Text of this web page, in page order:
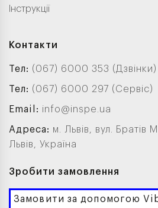
Інструкції
Контакти
Тел: (067) 6000 353 (Дзвінки)
Тел: (067) 6000 297 (Сервіс)
Email: info@inspe.ua
Адреса: м. Львів, вул. Братів
Львів, Україна
Зробити замовлення
Замовити за допомогою